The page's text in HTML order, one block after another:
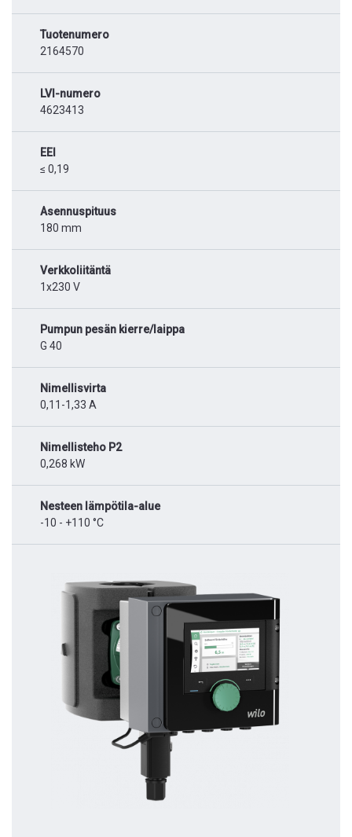
Tuotenumero
2164570
LVI-numero
4623413
EEI
≤ 0,19
Asennuspituus
180 mm
Verkkoliitäntä
1x230 V
Pumpun pesän kierre/laippa
G 40
Nimellisvirta
0,11-1,33 A
Nimellisteho P2
0,268 kW
Nesteen lämpötila-alue
-10 - +110 °C